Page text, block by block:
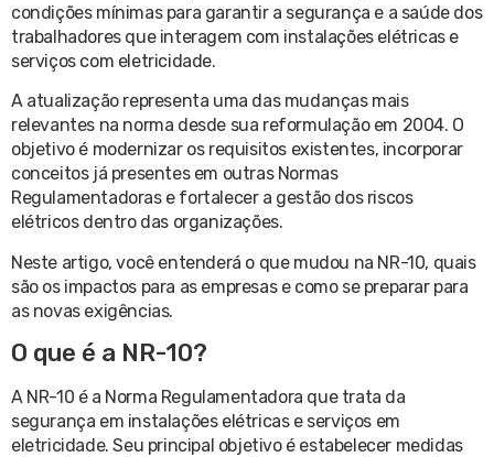
condições mínimas para garantir a segurança e a saúde dos
trabalhadores que interagem com instalações elétricas e
serviços com eletricidade.
A atualização representa uma das mudanças mais
relevantes na norma desde sua reformulação em 2004. O
objetivo é modernizar os requisitos existentes, incorporar
conceitos já presentes em outras Normas
Regulamentadoras e fortalecer a gestão dos riscos
elétricos dentro das organizações.
Neste artigo, você entenderá o que mudou na NR-10, quais
são os impactos para as empresas e como se preparar para
as novas exigências.
O que é a NR-10?
A NR-10 é a Norma Regulamentadora que trata da
segurança em instalações elétricas e serviços em
eletricidade. Seu principal objetivo é estabelecer medidas